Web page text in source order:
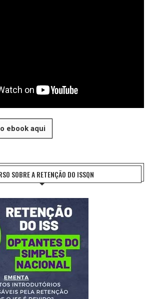
ebook aqui
SOBRE A RETENÇÃO DO ISSQN